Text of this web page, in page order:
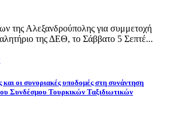
της Αλεξανδρούπολης για συμμετοχή
της ΔΕΘ, το Σάββατο 5 Σεπτέ...
και οι συνοριακές υποδομές στη συνάντηση
Συνδέσμου Τουρκικών Ταξιδιωτικών